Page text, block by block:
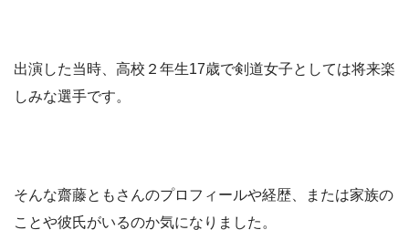
出演した当時、高校２年生17歳で剣道女子としては将来楽
しみな選手です。
そんな齋藤ともさんのプロフィールや経歴、または家族の
ことや彼氏がいるのか気になりました。